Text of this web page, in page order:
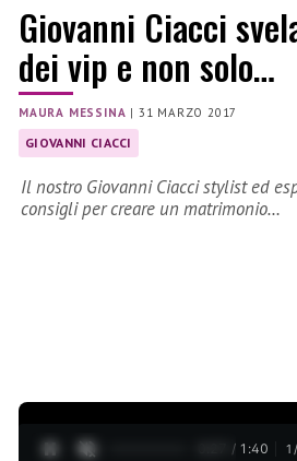
Giovanni Ciacci
dei vip e non solo…
MAURA MESSINA | 31 MARZO 2017
GIOVANNI CIACCI
Il nostro Giovanni Ciacci stylist ed
consigli per creare un matrimonio…
0:28 / 1:40 1 /